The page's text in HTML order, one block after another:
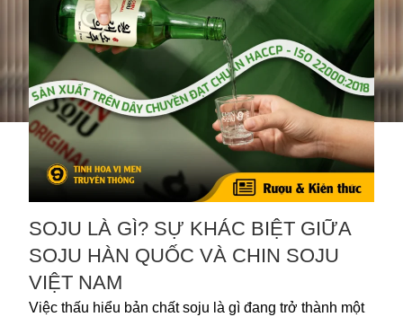
SOJU LÀ GÌ? SỰ KHÁC BIỆT GIỮA
SOJU HÀN QUỐC VÀ CHIN SOJU
VIỆT NAM
Việc thấu hiểu bản chất soju là gì đang trở thành một